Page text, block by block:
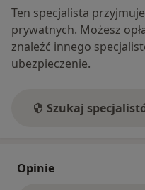
Ten specjalista
prywatnych. Możesz
znaleźć innego
ubezpieczenie.
Szukaj
Opinie